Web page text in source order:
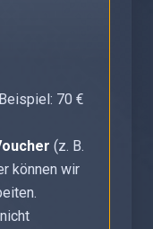
70 €
(z. B.
können wir